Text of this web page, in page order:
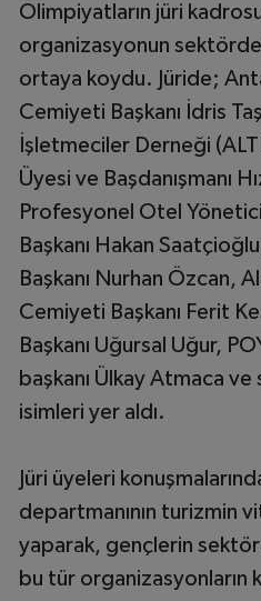
Olimpiyatların jüri
organizasyonun
ortaya koydu. Jüride;
Cemiyeti Başkanı İdris
İşletmeciler Derneği
Üyesi ve Başdanışmanı
Profesyonel Otel
Başkanı Hakan
Başkanı Nurhan Özcan,
Cemiyeti Başkanı Ferit
Başkanı Uğursal Uğur,
başkanı Ülkay Atmaca
isimleri yer aldı.
Jüri üyeleri
departmanının turizmin
yaparak, gençlerin
bu tür organizasyonların